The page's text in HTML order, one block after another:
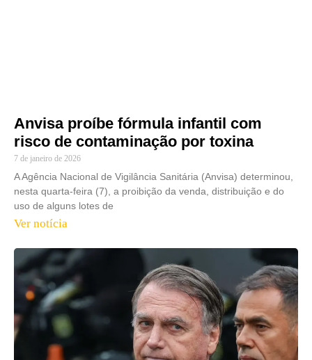
Anvisa proíbe fórmula infantil com
risco de contaminação por toxina
7 de janeiro de 2026
A Agência Nacional de Vigilância Sanitária (Anvisa) determinou,
nesta quarta-feira (7), a proibição da venda, distribuição e do
uso de alguns lotes de
Ver notícia